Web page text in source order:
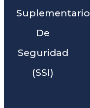
Suplementario
De
Seguridad
(SSI)